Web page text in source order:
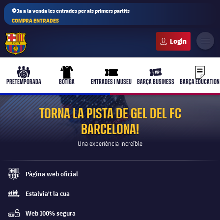
⚽Ja a la venda les entrades per als primers partits
COMPRA ENTRADES
b-play culers-ball
PRETEMPORADA
uniform
BOTIGA
ticket-full
ENTRADES I MUSEU
ticket-
BARÇA BUSINESS BARÇA EDUCATION
Femení
plusicon
més
TORNA LA PISTA DE GEL DEL FC
BARCELONA!
Una experiència increïble
barca-monochrome
Pàgina web oficial
queue
Estalvia't la cua
password
Web 100% segura